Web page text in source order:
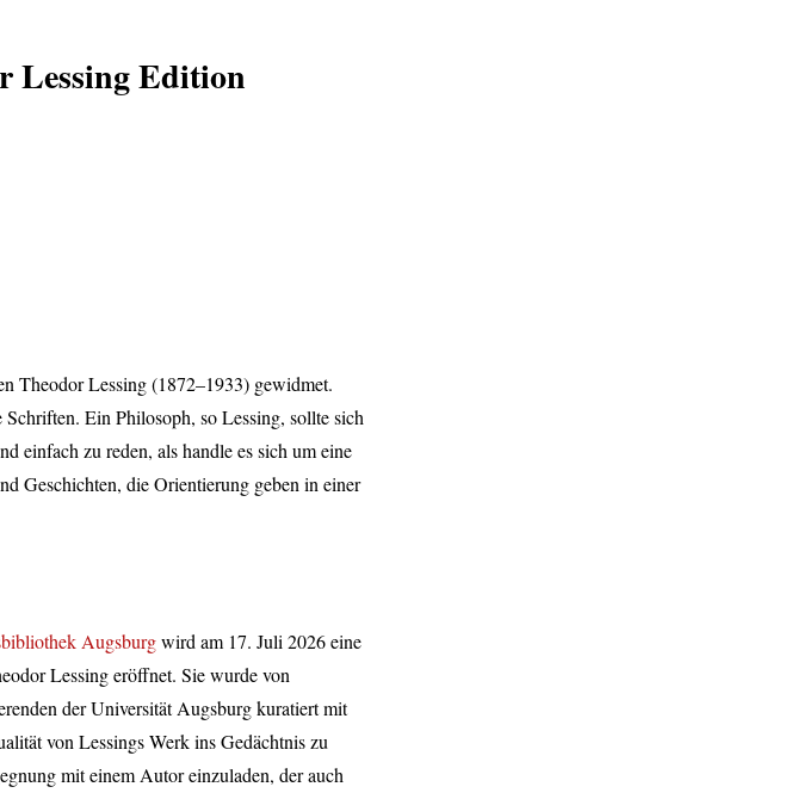
Lessing Edition
Theodor Lessing (1872–1933) gewidmet.
Ein Philosoph, so Lessing, sollte sich
einfach zu reden, als handle es sich um eine
Geschichten, die Orientierung geben in einer
Augsburgwird am 17. Juli 2026 eine
Lessing eröffnet. Sie wurde von
der Universität Augsburg kuratiert mit
von Lessings Werk ins Gedächtnis zu
mit einem Autor einzuladen, der auch